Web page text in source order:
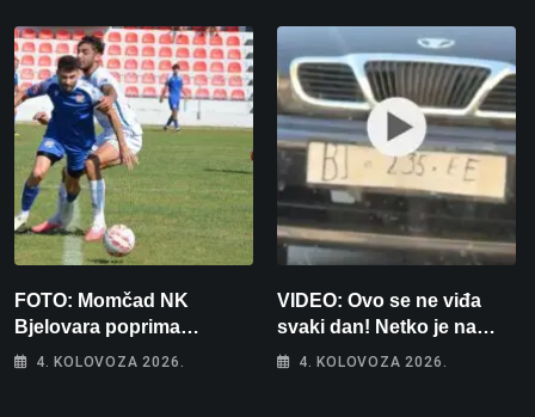
FOTO: Momčad NK
Bjelovara poprima
jesenski izgled
4. KOLOVOZA 2026.
VIDEO: Ovo se ne viđa
svaki dan! Netko je na
auto stavio – ručno
4. KOLOVOZA 2026.